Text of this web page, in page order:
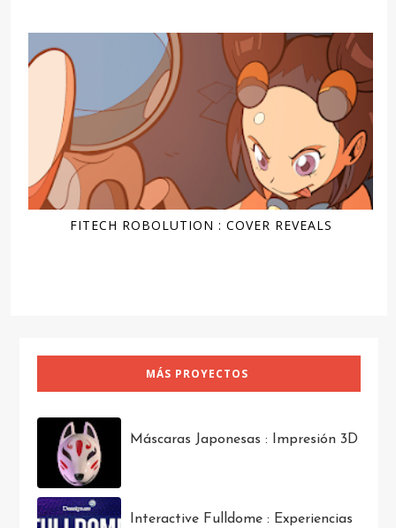
FITECH ROBOLUTION : COVER REVEALS
MÁS PROYECTOS
Máscaras Japonesas : Impresión 3D
Interactive Fulldome : Experiencias